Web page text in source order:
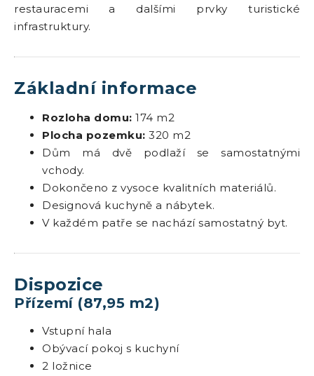
restauracemi a dalšími prvky turistické
infrastruktury.
Základní informace
Rozloha domu: 174 m2
Plocha pozemku: 320 m2
Dům má dvě podlaží se samostatnými
vchody.
Dokončeno z vysoce kvalitních materiálů.
Designová kuchyně a nábytek.
V každém patře se nachází samostatný byt.
Dispozice
Přízemí (87,95 m2)
Vstupní hala
Obývací pokoj s kuchyní
2 ložnice